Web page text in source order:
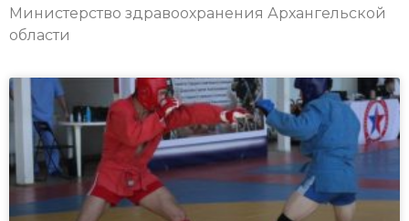
Министерство здравоохранения Архангельской
области